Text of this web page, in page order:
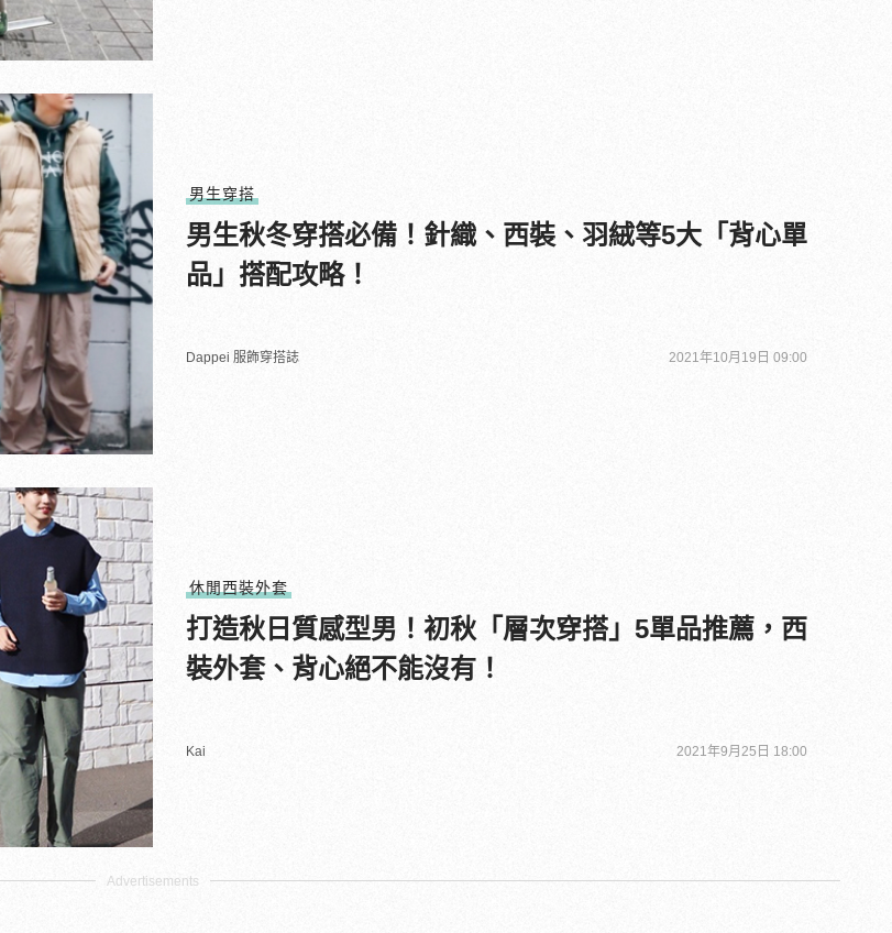
男生穿搭
男生秋冬穿搭必備！針織、西裝、羽絨等5大「背心單
品」搭配攻略！
Dappei 服飾穿搭誌 2021年10月19日 09:00
休閒西裝外套
打造秋日質感型男！初秋「層次穿搭」5單品推薦，西
裝外套、背心絕不能沒有！
Kai 2021年9月25日 18:00